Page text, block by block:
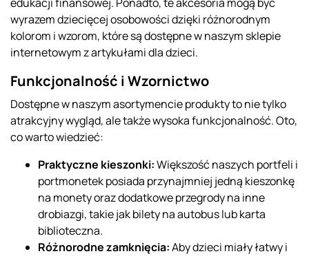
wyrazem dziecięcej osobowości dzięki różnorodnym
kolorom i wzorom, które są dostępne w naszym sklepie
internetowym z artykułami dla dzieci.
Funkcjonalność i Wzornictwo
Dostępne w naszym asortymencie produkty to nie tylko
atrakcyjny wygląd, ale także wysoka funkcjonalność. Oto,
co warto wiedzieć:
Praktyczne kieszonki:Większość naszych portfeli i
portmonetek posiada przynajmniej jedną kieszonkę
na monety oraz dodatkowe przegrody na inne
drobiazgi, takie jak bilety na autobus lub karta
biblioteczna.
Różnorodne zamknięcia:Aby dzieci miały łatwy i